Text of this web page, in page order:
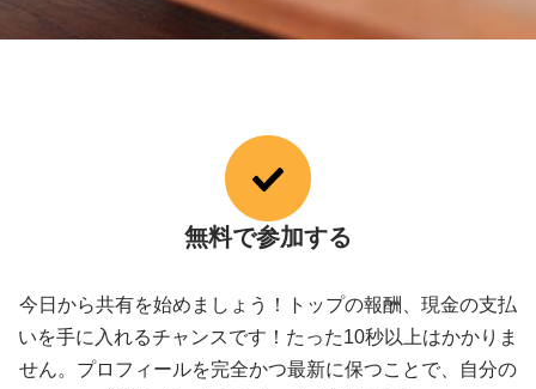
無料で参加する
今日から共有を始めましょう！トップの報酬、現金の支払
いを手に入れるチャンスです！たった10秒以上はかかりま
せん。プロフィールを完全かつ最新に保つことで、自分の